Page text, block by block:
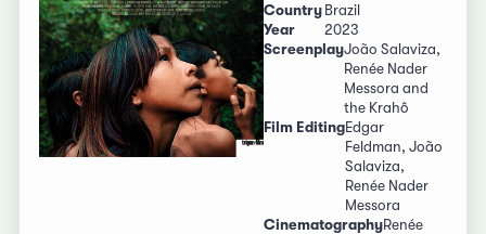
Country Brazil
Year
2023
ScreenplayJoão Salaviza,
Renée Nader
Messora and
the Krahô
Film EditingEdgar
Feldman, João
Salaviza,
Renée Nader
Messora
CinematographyRenée